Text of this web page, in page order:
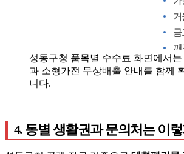
성동구청 품목별 수수료 화면에서
과 소형가전 무상배출 안내를 함께
니다.
4. 동별 생활권과 문의처는 이